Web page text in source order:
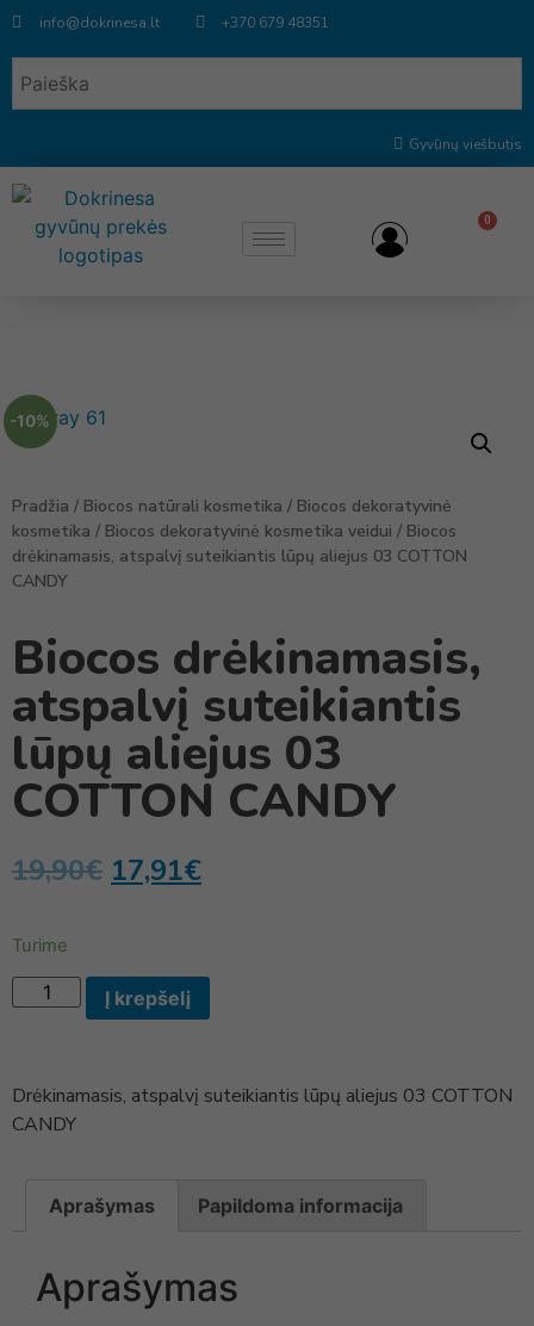
info@dokrinesa.lt +370 679 48351
Gyvūnų viešbutis
0
-10%
Pradžia / Biocos natūrali kosmetika / Biocos dekoratyvinė
kosmetika / Biocos dekoratyvinė kosmetika veidui / Biocos
drėkinamasis, atspalvį suteikiantis lūpų aliejus 03 COTTON
CANDY
Biocos drėkinamasis,
atspalvį suteikiantis
lūpų aliejus 03
COTTON CANDY
19,90€ 17,91€
Turime
Į krepšelį
Drėkinamasis, atspalvį suteikiantis lūpų aliejus 03 COTTON
CANDY
Aprašymas Papildoma informacija
Aprašymas